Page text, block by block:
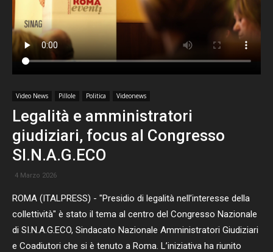
Video News Pillole Politica Videonews
Legalità e amministratori
giudiziari, focus al Congresso
SI.N.A.G.ECO
4 Marzo 2026
ROMA (ITALPRESS) - "Presidio di legalità nell’interesse della
collettività" è stato il tema al centro del Congresso Nazionale
di SI.N.A.G.ECO, Sindacato Nazionale Amministratori Giudiziari
e Coadiutori che si è tenuto a Roma. L’iniziativa ha riunito